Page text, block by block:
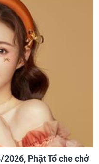
Phật Tổ che chở